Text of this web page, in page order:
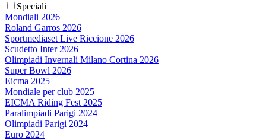
Speciali
Mondiali 2026
Roland Garros 2026
Sportmediaset Live Riccione 2026
Scudetto Inter 2026
Olimpiadi Invernali Milano Cortina 2026
Super Bowl 2026
Eicma 2025
Mondiale per club 2025
EICMA Riding Fest 2025
Paralimpiadi Parigi 2024
Olimpiadi Parigi 2024
Euro 2024